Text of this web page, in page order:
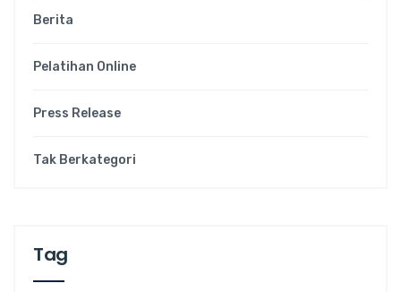
Berita
Pelatihan Online
Press Release
Tak Berkategori
Tag